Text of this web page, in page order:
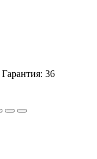
Гарантия: 36